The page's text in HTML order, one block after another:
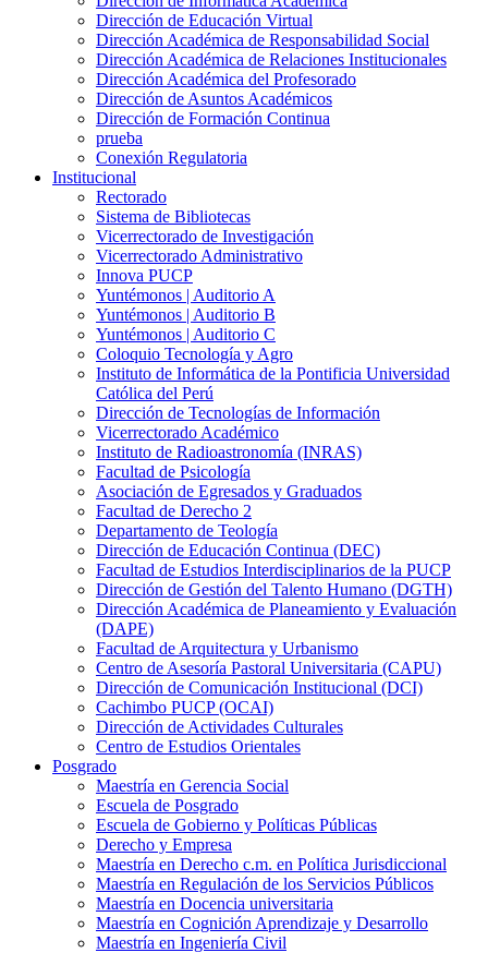
Dirección de Educación Virtual
Dirección Académica de Responsabilidad Social
Dirección Académica de Relaciones Institucionales
Dirección Académica del Profesorado
Dirección de Asuntos Académicos
Dirección de Formación Continua
prueba
Conexión Regulatoria
Institucional
Rectorado
Sistema de Bibliotecas
Vicerrectorado de Investigación
Vicerrectorado Administrativo
Innova PUCP
Yuntémonos | Auditorio A
Yuntémonos | Auditorio B
Yuntémonos | Auditorio C
Coloquio Tecnología y Agro
Instituto de Informática de la Pontificia Universidad
Católica del Perú
Dirección de Tecnologías de Información
Vicerrectorado Académico
Instituto de Radioastronomía (INRAS)
Facultad de Psicología
Asociación de Egresados y Graduados
Facultad de Derecho 2
Departamento de Teología
Dirección de Educación Continua (DEC)
Facultad de Estudios Interdisciplinarios de la PUCP
Dirección de Gestión del Talento Humano (DGTH)
Dirección Académica de Planeamiento y Evaluación
(DAPE)
Facultad de Arquitectura y Urbanismo
Centro de Asesoría Pastoral Universitaria (CAPU)
Dirección de Comunicación Institucional (DCI)
Cachimbo PUCP (OCAI)
Dirección de Actividades Culturales
Centro de Estudios Orientales
Posgrado
Maestría en Gerencia Social
Escuela de Posgrado
Escuela de Gobierno y Políticas Públicas
Derecho y Empresa
Maestría en Derecho c.m. en Política Jurisdiccional
Maestría en Regulación de los Servicios Públicos
Maestría en Docencia universitaria
Maestría en Cognición Aprendizaje y Desarrollo
Maestría en Ingeniería Civil